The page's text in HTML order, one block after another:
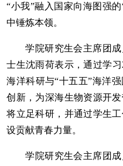
“小我”融入国家向海图强
中锤炼本领。
学院研究生会主席团
士生沈雨荷表示，通过学
海洋科研与“十五五”海洋
创新，为深海生物资源开
将立足科研，并通过学生
设贡献青春力量。
学院研究生会主席团